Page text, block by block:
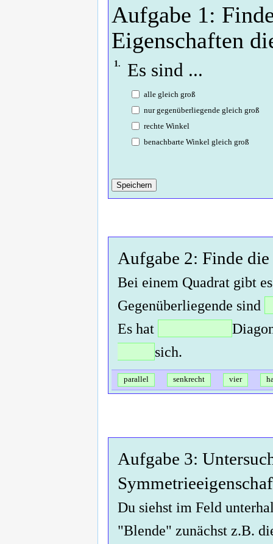
Aufgabe 1:
Eigenschaften
1. Es sind ...
alle gleich groß
nur gegenüberliegende gleich groß
rechte Winkel
benachbarte Winkel gleich groß
Aufgabe 2: Finde
Bei einem Quadrat gibt
Gegenüberliegende sind
Es hat
sich.
parallel senkrecht vier
Aufgabe 3:
Du siehst im Feld
"Blende" zunächst z.B.